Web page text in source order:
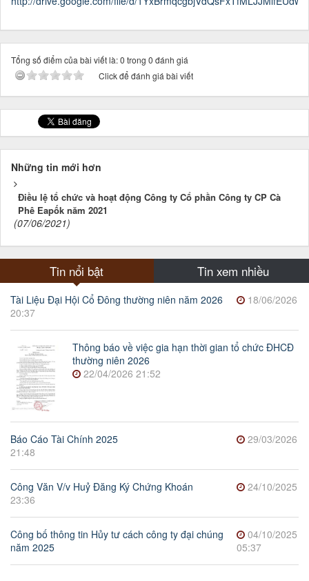
Tổng số điểm của bài viết là: 0 trong 0 đánh giá
Click để đánh giá bài viết
Những tin mới hơn
Điều lệ tổ chức và hoạt động Công ty Cổ phần Công ty CP Cà
Phê Eapốk năm 2021
(07/06/2021)
Tin nổi bật Tin xem nhiều
Tài Liệu Đại Hội Cổ Đông thường niên năm 2026
18/06/2026
20:37
Thông báo về việc gia hạn thời gian tổ chức ĐHCĐ
thường niên 2026
22/04/2026 21:52
Báo Cáo Tài Chính 2025
29/03/2026
21:48
Công Văn V/v Huỷ Đăng Ký Chứng Khoán
24/10/2025
23:36
Công bố thông tin Hủy tư cách công ty đại chúng
năm 2025
04/10/2025
05:37